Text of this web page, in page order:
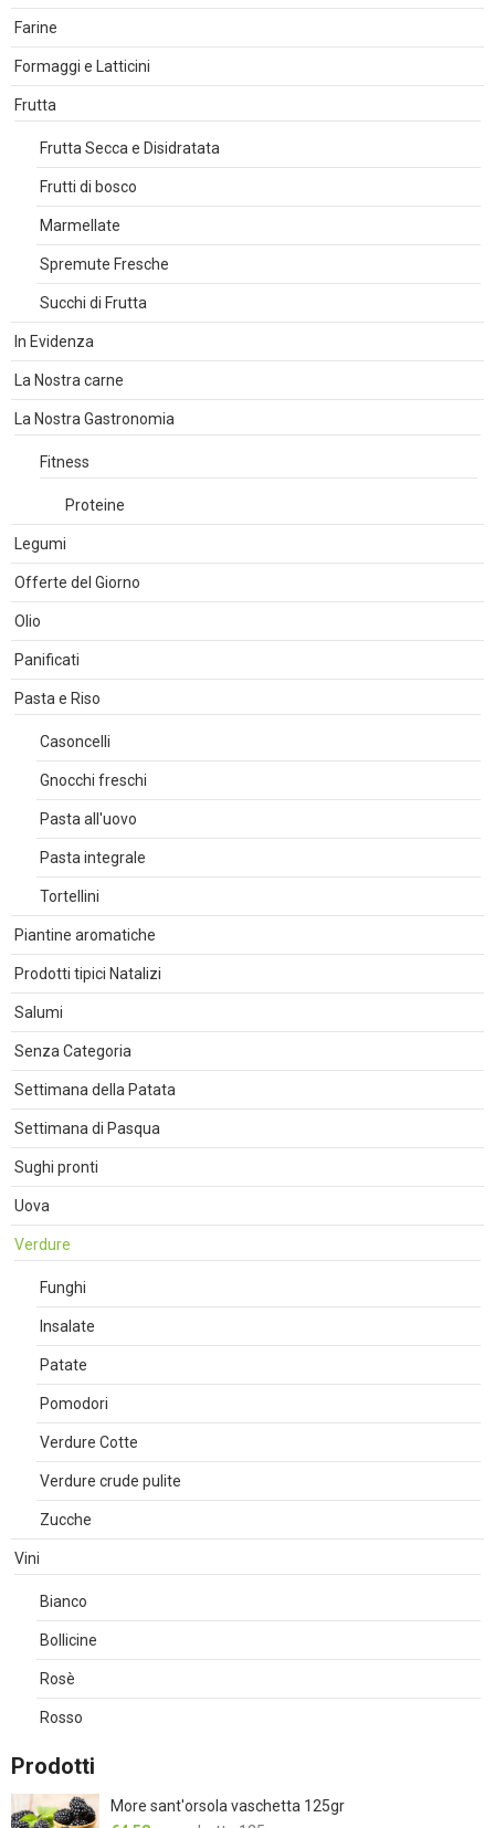
Farine
Formaggi e Latticini
Frutta
Frutta Secca e Disidratata
Frutti di bosco
Marmellate
Spremute Fresche
Succhi di Frutta
In Evidenza
La Nostra carne
La Nostra Gastronomia
Fitness
Proteine
Legumi
Offerte del Giorno
Olio
Panificati
Pasta e Riso
Casoncelli
Gnocchi freschi
Pasta all'uovo
Pasta integrale
Tortellini
Piantine aromatiche
Prodotti tipici Natalizi
Salumi
Senza Categoria
Settimana della Patata
Settimana di Pasqua
Sughi pronti
Uova
Verdure
Funghi
Insalate
Patate
Pomodori
Verdure Cotte
Verdure crude pulite
Zucche
Vini
Bianco
Bollicine
Rosè
Rosso
Prodotti
More sant'orsola vaschetta 125gr